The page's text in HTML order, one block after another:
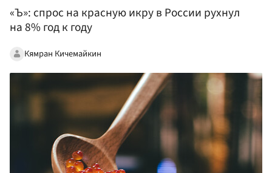
«Ъ»: спрос на красную икру в России рухнул
на 8% год к году
Кямран Кичемайкин